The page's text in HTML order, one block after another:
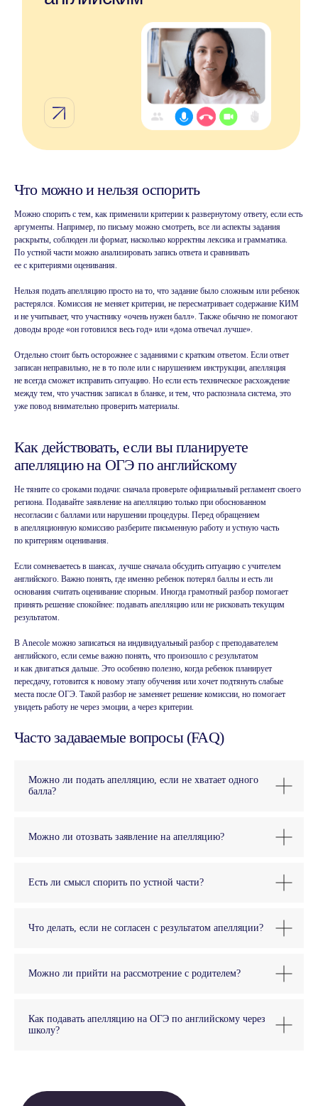
Что можно и нельзя оспорить
Можно спорить с тем, как применили критерии к развернутому ответу, если есть
аргументы. Например, по письму можно смотреть, все ли аспекты задания
раскрыты, соблюден ли формат, насколько корректны лексика и грамматика.
По устной части можно анализировать запись ответа и сравнивать
ее с критериями оценивания.
Нельзя подать апелляцию просто на то, что задание было сложным или ребенок
растерялся. Комиссия не меняет критерии, не пересматривает содержание КИМ
и не учитывает, что участнику «очень нужен балл». Также обычно не помогают
доводы вроде «он готовился весь год» или «дома отвечал лучше».
Отдельно стоит быть осторожнее с заданиями с кратким ответом. Если ответ
записан неправильно, не в то поле или с нарушением инструкции, апелляция
не всегда сможет исправить ситуацию. Но если есть техническое расхождение
между тем, что участник записал в бланке, и тем, что распознала система, это
уже повод внимательно проверить материалы.
Как действовать, если вы планируете
апелляцию на ОГЭ по английскому
Не тяните со сроками подачи: сначала проверьте официальный регламент своего
региона. Подавайте заявление на апелляцию только при обоснованном
несогласии с баллами или нарушении процедуры. Перед обращением
в апелляционную комиссию разберите письменную работу и устную часть
по критериям оценивания.
Если сомневаетесь в шансах, лучше сначала обсудить ситуацию с учителем
английского. Важно понять, где именно ребенок потерял баллы и есть ли
основания считать оценивание спорным. Иногда грамотный разбор помогает
принять решение спокойнее: подавать апелляцию или не рисковать текущим
результатом.
В Anecole можно записаться на индивидуальный разбор с преподавателем
английского, если семье важно понять, что произошло с результатом
и как двигаться дальше. Это особенно полезно, когда ребенок планирует
пересдачу, готовится к новому этапу обучения или хочет подтянуть слабые
места после ОГЭ. Такой разбор не заменяет решение комиссии, но помогает
увидеть работу не через эмоции, а через критерии.
Часто задаваемые вопросы (FAQ)
Можно ли подать апелляцию, если не хватает одного
балла?
Можно ли отозвать заявление на апелляцию?
Есть ли смысл спорить по устной части?
Что делать, если не согласен с результатом апелляции?
Можно ли прийти на рассмотрение с родителем?
Как подавать апелляцию на ОГЭ по английскому через
школу?
Похожие статьи
под ваш график
Записаться на консультацию
Не хватает времени
на учёбу?
Присоединяйтесь
Английский
Немецкий
Французский
Арабский
+7 929 340-14-99
Написать в
ВКонтакте